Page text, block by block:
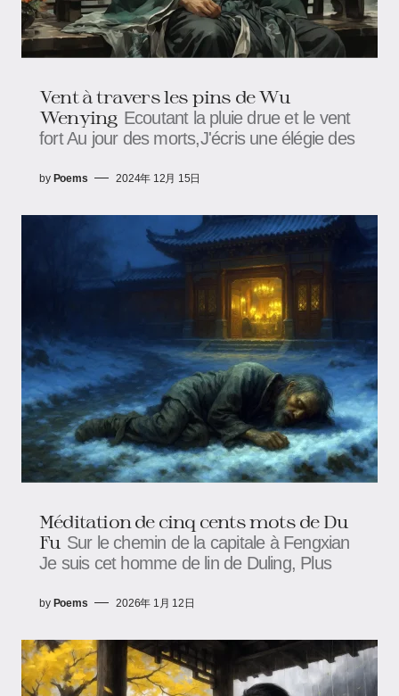
Vent à travers les pins de Wu
Wenying Ecoutant la pluie drue et le vent
fort Au jour des morts,J'écris une élégie des
by Poems 2024年 12月 15日
Méditation de cinq cents mots de Du
Fu Sur le chemin de la capitale à Fengxian
Je suis cet homme de lin de Duling, Plus
by Poems 2026年 1月 12日